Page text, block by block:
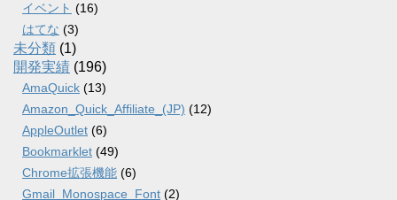
イベント (16)
はてな (3)
未分類 (1)
開発実績 (196)
AmaQuick (13)
Amazon_Quick_Affiliate_(JP) (12)
AppleOutlet (6)
Bookmarklet (49)
Chrome拡張機能 (6)
Gmail_Monospace_Font (2)